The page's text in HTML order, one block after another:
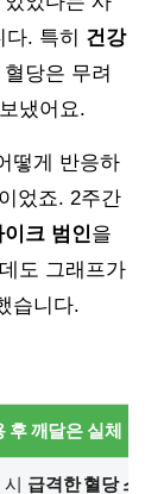
. 특히 건강
당은 무려
냈어요.
떻게 반응하
었죠. 2주간
크 범인을
도 그래프가
습니다.
후 깨달은 실체
급격한 혈당 스파